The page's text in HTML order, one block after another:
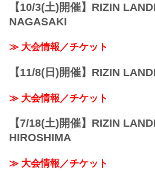
【10/3(土)開催】RIZIN
NAGASAKI
≫ 大会情報／チケット
【11/8(日)開催】RIZIN
≫ 大会情報／チケット
【7/18(土)開催】RIZIN
HIROSHIMA
≫ 大会情報／チケット